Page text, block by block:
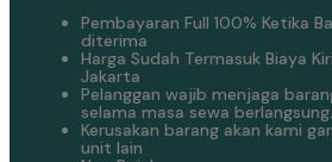
Pembayaran Full 100% Ketika
diterima
Harga Sudah Termasuk Biaya
Jakarta
Pelanggan wajib menjaga
selama masa sewa berlangsung.
Kerusakan barang akan kami
unit lain